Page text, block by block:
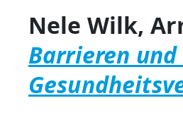
Nele Wilk,
Barrieren und